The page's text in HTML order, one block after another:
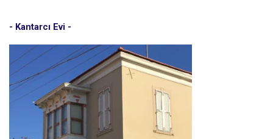
- Kantarcı Evi -